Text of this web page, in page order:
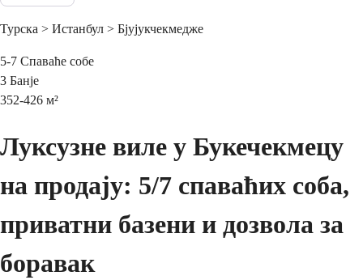
Турска > Истанбул > Бјујукчекмедже
5-7 Спаваће собе
3 Банје
352-426 м²
Луксузне виле у Букечекмецу
на продају: 5/7 спаваћих соба,
приватни базени и дозвола за
боравак